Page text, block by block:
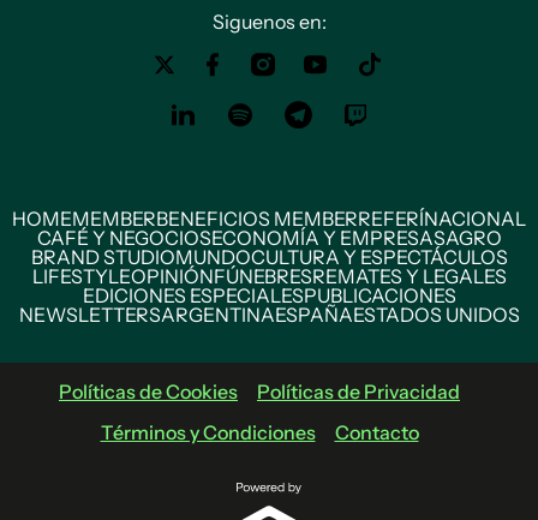
Siguenos en:
HOMEMEMBERBENEFICIOS MEMBERREFERÍNACIONAL
CAFÉ Y NEGOCIOSECONOMÍA Y EMPRESASAGRO
BRAND STUDIOMUNDOCULTURA Y ESPECTÁCULOS
LIFESTYLEOPINIÓNFÚNEBRESREMATES Y LEGALES
EDICIONES ESPECIALESPUBLICACIONES
NEWSLETTERSARGENTINAESPAÑAESTADOS UNIDOS
Políticas de Cookies
Políticas de Privacidad
Términos y Condiciones
Contacto